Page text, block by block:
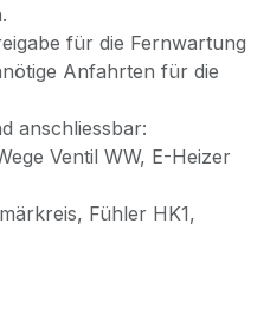
für die Fernwartung
Anfahrten für die
anschliessbar:
Ventil WW, E-Heizer
Fühler HK1,